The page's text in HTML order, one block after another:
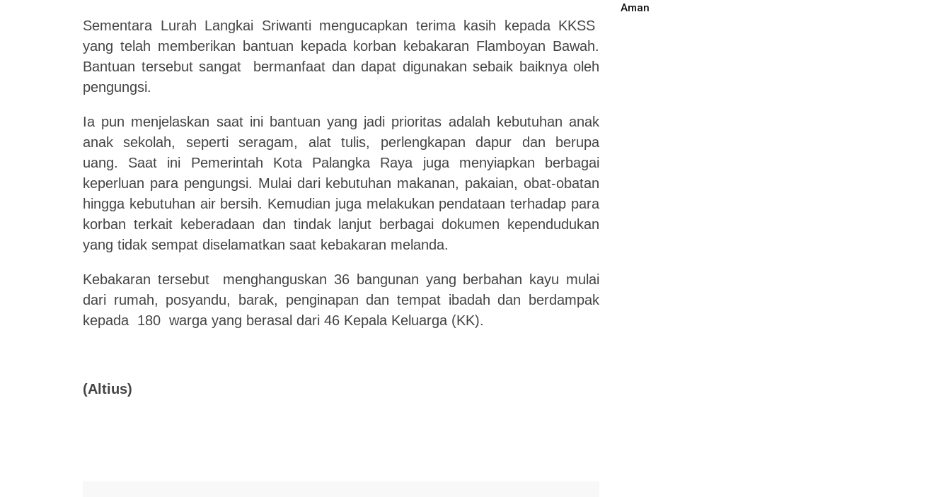
Sementara Lurah Langkai Sriwanti mengucapkan terima kasih kepada KKSS
yang telah memberikan bantuan kepada korban kebakaran Flamboyan Bawah.
Bantuan tersebut sangat bermanfaat dan dapat digunakan sebaik baiknya oleh
pengungsi.
Ia pun menjelaskan saat ini bantuan yang jadi prioritas adalah kebutuhan anak
anak sekolah, seperti seragam, alat tulis, perlengkapan dapur dan berupa
uang. Saat ini Pemerintah Kota Palangka Raya juga menyiapkan berbagai
keperluan para pengungsi. Mulai dari kebutuhan makanan, pakaian, obat-obatan
hingga kebutuhan air bersih. Kemudian juga melakukan pendataan terhadap para
korban terkait keberadaan dan tindak lanjut berbagai dokumen kependudukan
yang tidak sempat diselamatkan saat kebakaran melanda.
Kebakaran tersebut menghanguskan 36 bangunan yang berbahan kayu mulai
dari rumah, posyandu, barak, penginapan dan tempat ibadah dan berdampak
kepada 180 warga yang berasal dari 46 Kepala Keluarga (KK).
(Altius)
Aman